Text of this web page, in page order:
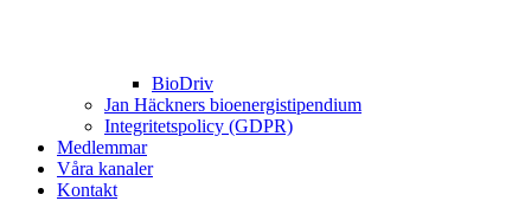
BioDriv
Jan Häckners bioenergistipendium
Integritetspolicy (GDPR)
Medlemmar
Våra kanaler
Kontakt